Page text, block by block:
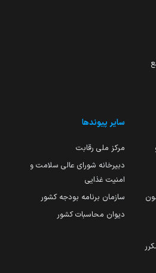
موضوع ماده 251 مکرر
سایر پیوندها
مرکز ملی رقابت
دبیرخانه شورای عالی سلامت و
امنیت غذایی
سازمان برنامه بودجه کشور
دیوان محاسبات کشور